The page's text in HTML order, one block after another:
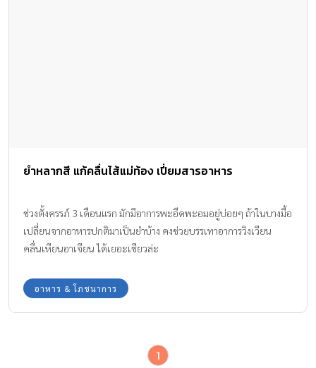
ยำหลากสี แก้คลื่นไส้แม่ท้อง เปี่ยมสารอาหาร
ช่วงตั้งครรภ์ 3 เดือนแรก มักมีอาการพะอืดพะอมอยู่บ่อยๆ ถ้าในบางมื้อ
เปลี่ยนจากอาหารปกติมาเป็นยำบ้าง คงช่วยบรรเทาอาการวิงเวียน
คลื่นเหียนอาเจียน ได้เยอะเชียวล่ะ
อาหาร & โภชนาการ
1